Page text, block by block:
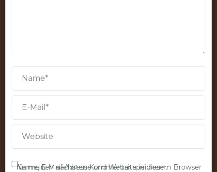
Name, E-Mail-Adresse und Website in diesem Browser für meinen nächsten Kommentar speichern.